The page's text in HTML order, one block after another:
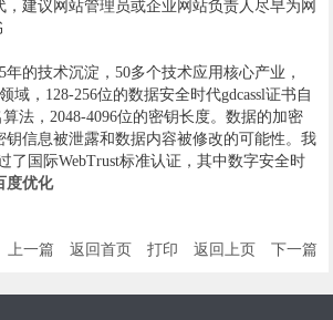
建议网站管理员或企业网站负责人尽早为网
的技术沉淀，50多个技术应用核心产业，
域，128-256位的数据安全时代gdcassl证书自
算法，2048-4096位的密钥长度。数据的加密
钥信息被泄露和数据内容被修改的可能性。我
了国际WebTrust标准认证，其中数字安全时
度优化
上一篇 返回首页 打印 返回上页 下一篇